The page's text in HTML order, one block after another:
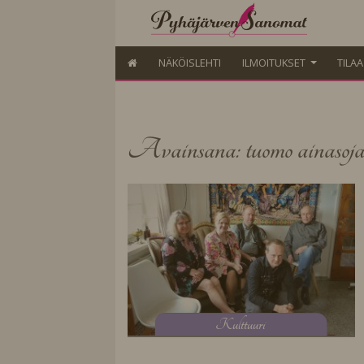
NÄKÖISLEHTI ILMOITUKSET
Avainsana: tuomo ainasoja
Kulttuuri